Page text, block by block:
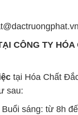
CÔNG TY
tại Hóa Chất
sau:
sáng: từ 8h